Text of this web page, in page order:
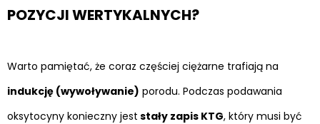
POZYCJI WERTYKALNYCH?
Warto pamiętać, że coraz częściej ciężarne trafiają na
indukcję (wywoływanie) porodu. Podczas podawania
oksytocyny konieczny jest stały zapis KTG, który musi być